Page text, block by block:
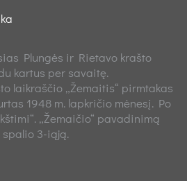
Plungės ir Rietavo krašto
kartus per savaitę.
laikraščio „Žemaitis“ pirmtakas
1948 m. lapkričio mėnesį. Po
„Žemaičio“ pavadinimą
spalio 3-iąją.